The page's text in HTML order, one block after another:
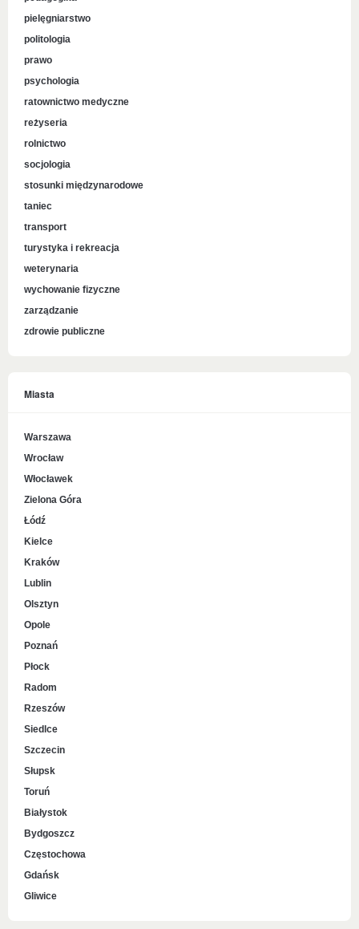
pielęgniarstwo
politologia
prawo
psychologia
ratownictwo medyczne
reżyseria
rolnictwo
socjologia
stosunki międzynarodowe
taniec
transport
turystyka i rekreacja
weterynaria
wychowanie fizyczne
zarządzanie
zdrowie publiczne
Miasta
Warszawa
Wrocław
Włocławek
Zielona Góra
Łódź
Kielce
Kraków
Lublin
Olsztyn
Opole
Poznań
Płock
Radom
Rzeszów
Siedlce
Szczecin
Słupsk
Toruń
Białystok
Bydgoszcz
Częstochowa
Gdańsk
Gliwice